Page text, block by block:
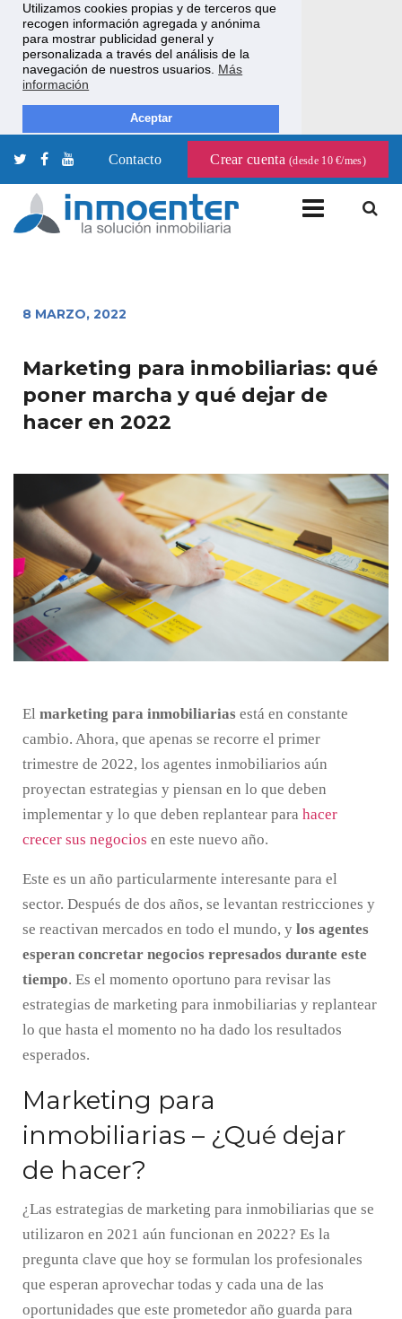
Utilizamos cookies propias y de terceros que
recogen información agregada y anónima
para mostrar publicidad general y
personalizada a través del análisis de la
navegación de nuestros usuarios. Más
información
Aceptar
Contacto Crear cuenta(desde 10 €/mes)
8 MARZO, 2022
Marketing para inmobiliarias: qué
poner marcha y qué dejar de
hacer en 2022
El marketing para inmobiliarias está en constante
cambio. Ahora, que apenas se recorre el primer
trimestre de 2022, los agentes inmobiliarios aún
proyectan estrategias y piensan en lo que deben
implementar y lo que deben replantear para hacer
crecer sus negocios en este nuevo año.
Este es un año particularmente interesante para el
sector. Después de dos años, se levantan restricciones y
se reactivan mercados en todo el mundo, y los agentes
esperan concretar negocios represados durante este
tiempo. Es el momento oportuno para revisar las
estrategias de marketing para inmobiliarias y replantear
lo que hasta el momento no ha dado los resultados
esperados.
Marketing para
inmobiliarias – ¿Qué dejar
de hacer?
¿Las estrategias de marketing para inmobiliarias que se
utilizaron en 2021 aún funcionan en 2022? Es la
pregunta clave que hoy se formulan los profesionales
que esperan aprovechar todas y cada una de las
oportunidades que este prometedor año guarda para